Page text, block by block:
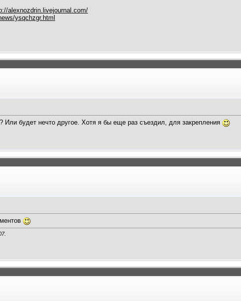
alexnozdrin.livejournal.com/
ysqchzgr.html
будет нечто другое. Хотя я бы еще раз съездил, для закрепления
.